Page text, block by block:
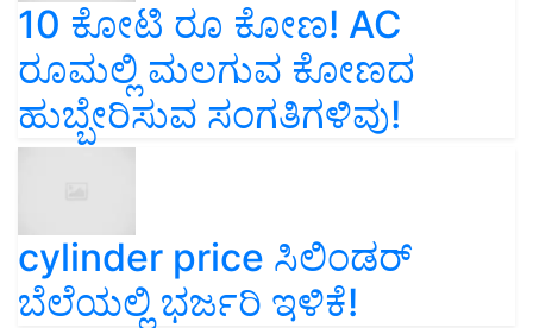
10 ಕೋಟಿ ರೂ ಕೋಣ! AC
ರೂಮಲ್ಲಿ ಮಲಗುವ ಕೋಣದ
ಹುಬ್ಬೇರಿಸುವ ಸಂಗತಿಗಳಿವು!
cylinder price ಸಿಲಿಂಡರ್‌
ಬೆಲೆಯಲ್ಲಿ ಭರ್ಜರಿ ಇಳಿಕೆ!